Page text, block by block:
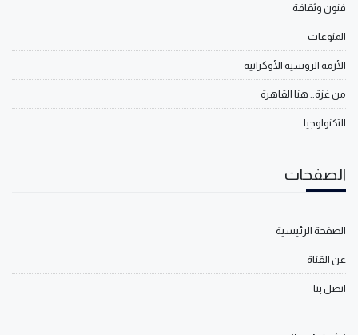
فنون وثقافة
المنوعات
الأزمة الروسية الأوكرانية
من غزة.. هنا القاهرة
التكنولوجيا
الصفحات
الصفحة الرئيسية
عن القناة
اتصل بنا